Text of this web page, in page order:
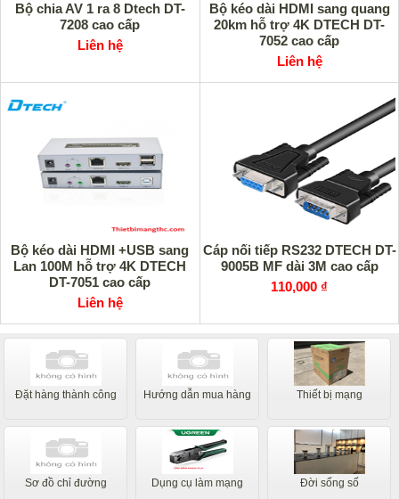
Bộ chia AV 1 ra 8 Dtech DT-
7208 cao cấp
Liên hệ
Bộ kéo dài HDMI sang quang
20km hỗ trợ 4K DTECH DT-
7052 cao cấp
Liên hệ
Bộ kéo dài HDMI +USB sang
Lan 100M hỗ trợ 4K DTECH
DT-7051 cao cấp
Liên hệ
Cáp nối tiếp RS232 DTECH DT-
9005B MF dài 3M cao cấp
110,000 ₫
Đặt hàng thành công Hướng dẫn mua hàng Thiết bị mạng
Sơ đồ chỉ đường Dụng cụ làm mạng Đời sống số